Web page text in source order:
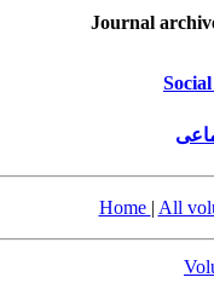
Journal
Home | All